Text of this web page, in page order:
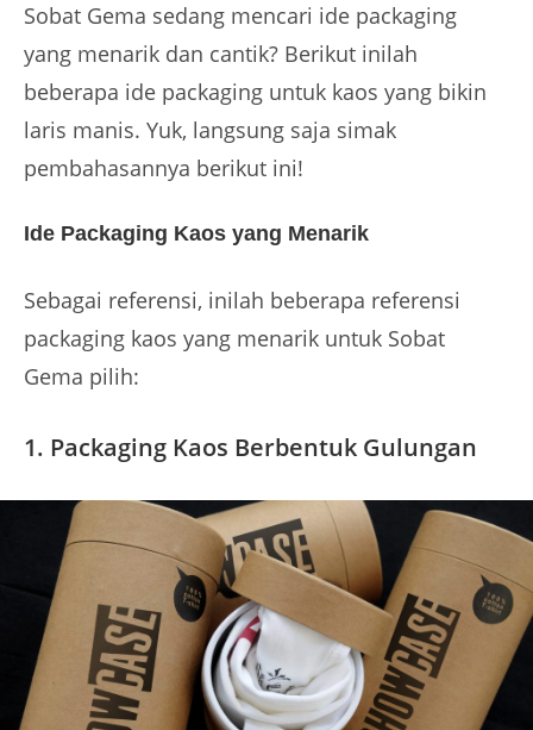
Sobat Gema sedang mencari ide packaging
yang menarik dan cantik? Berikut inilah
beberapa ide packaging untuk kaos yang bikin
laris manis. Yuk, langsung saja simak
pembahasannya berikut ini!
Ide Packaging Kaos yang Menarik
Sebagai referensi, inilah beberapa referensi
packaging kaos yang menarik untuk Sobat
Gema pilih:
1. Packaging Kaos Berbentuk Gulungan